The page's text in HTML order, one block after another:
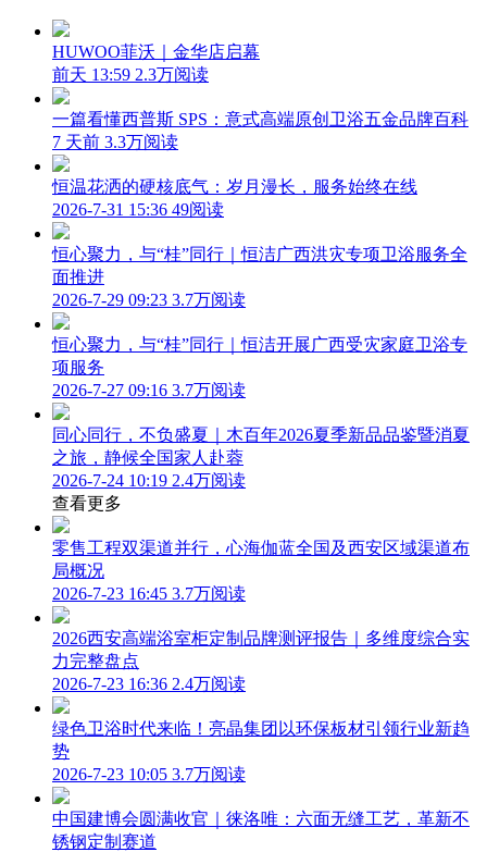
HUWOO菲沃｜金华店启幕
前天 13:59 2.3万阅读
一篇看懂西普斯 SPS：意式高端原创卫浴五金品牌百科
7 天前 3.3万阅读
恒温花洒的硬核底气：岁月漫长，服务始终在线
2026-7-31 15:36 49阅读
恒心聚力，与“桂”同行｜恒洁广西洪灾专项卫浴服务全
面推进
2026-7-29 09:23 3.7万阅读
恒心聚力，与“桂”同行｜恒洁开展广西受灾家庭卫浴专
项服务
2026-7-27 09:16 3.7万阅读
同心同行，不负盛夏｜木百年2026夏季新品品鉴暨消夏
之旅，静候全国家人赴蓉
2026-7-24 10:19 2.4万阅读
查看更多
零售工程双渠道并行，心海伽蓝全国及西安区域渠道布
局概况
2026-7-23 16:45 3.7万阅读
2026西安高端浴室柜定制品牌测评报告｜多维度综合实
力完整盘点
2026-7-23 16:36 2.4万阅读
绿色卫浴时代来临！亮晶集团以环保板材引领行业新趋
势
2026-7-23 10:05 3.7万阅读
中国建博会圆满收官｜徕洛唯：六面无缝工艺，革新不
锈钢定制赛道